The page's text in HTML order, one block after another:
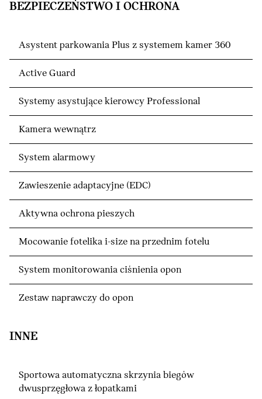
BEZPIECZEŃSTWO I OCHRONA
Asystent parkowania Plus z systemem kamer 360
Active Guard
Systemy asystujące kierowcy Professional
Kamera wewnątrz
System alarmowy
Zawieszenie adaptacyjne (EDC)
Aktywna ochrona pieszych
Mocowanie fotelika i-size na przednim fotelu
System monitorowania ciśnienia opon
Zestaw naprawczy do opon
INNE
Sportowa automatyczna skrzynia biegów
dwusprzęgłowa z łopatkami